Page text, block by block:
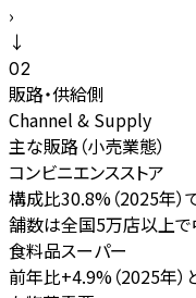
›
↓
02
販路・供給側
Channel & Supply
主な販路（小売業態）
コンビニエンスストア
構成比30.8%（2025年）
舗数は全国5万店以上
食料品スーパー
前年比+4.9%（2025年